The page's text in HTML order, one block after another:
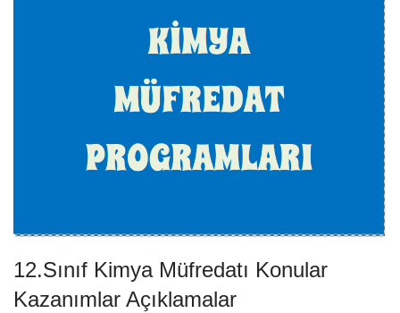
12.Sınıf Kimya Müfredatı Konular
Kazanımlar Açıklamalar